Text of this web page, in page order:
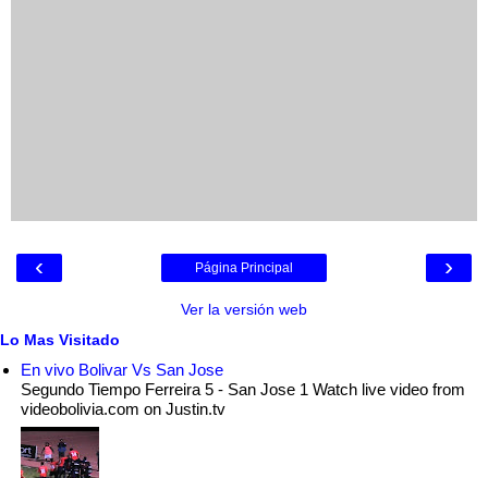
‹ ›
Página Principal
Ver la versión web
Lo Mas Visitado
En vivo Bolivar Vs San Jose
Segundo Tiempo Ferreira 5 - San Jose 1 Watch live video from
videobolivia.com on Justin.tv